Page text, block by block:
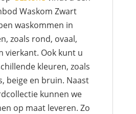
Waskom Zwart
waskommen in
zoals rond, ovaal,
vierkant. Ook kunt u
kleuren, zoals
beige en bruin. Naast
kunnen we
op maat leveren. Zo